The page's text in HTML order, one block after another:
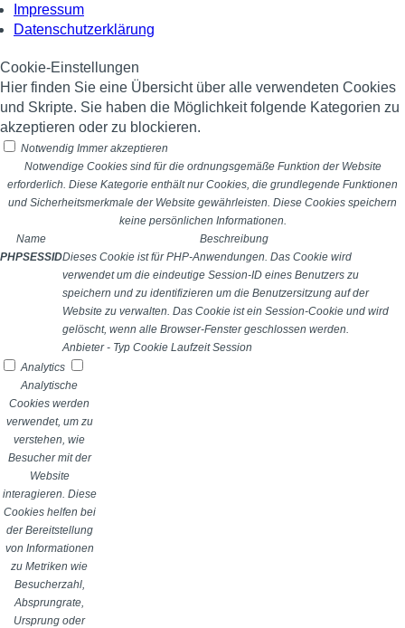
Impressum
Datenschutzerklärung
Cookie-Einstellungen
Hier finden Sie eine Übersicht über alle verwendeten Cookies
und Skripte. Sie haben die Möglichkeit folgende Kategorien zu
akzeptieren oder zu blockieren.
Notwendig Immer akzeptieren
Notwendige Cookies sind für die ordnungsgemäße Funktion der Website
erforderlich. Diese Kategorie enthält nur Cookies, die grundlegende Funktionen
und Sicherheitsmerkmale der Website gewährleisten. Diese Cookies speichern
keine persönlichen Informationen.
Name
Beschreibung
PHPSESSIDDieses Cookie ist für PHP-Anwendungen. Das Cookie wird
verwendet um die eindeutige Session-ID eines Benutzers zu
speichern und zu identifizieren um die Benutzersitzung auf der
Website zu verwalten. Das Cookie ist ein Session-Cookie und wird
gelöscht, wenn alle Browser-Fenster geschlossen werden.
Anbieter - Typ Cookie Laufzeit Session
Analytics
Analytische
Cookies werden
verwendet, um zu
verstehen, wie
Besucher mit der
Website
interagieren. Diese
Cookies helfen bei
der Bereitstellung
von Informationen
zu Metriken wie
Besucherzahl,
Absprungrate,
Ursprung oder